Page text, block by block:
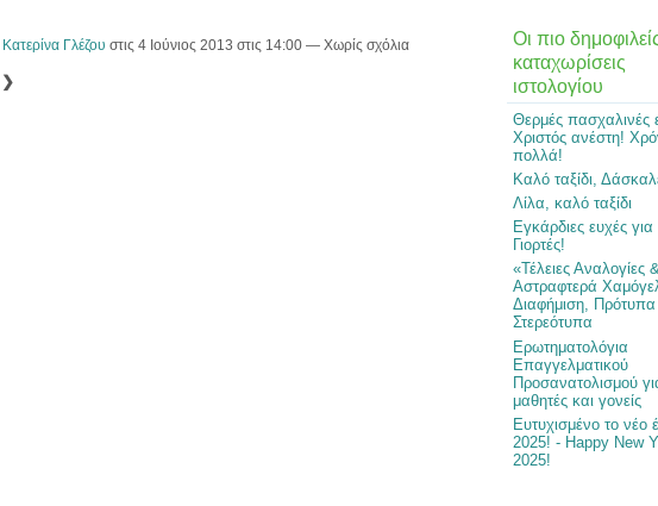
Κατερίνα Γλέζου στις 4 Ιούνιος 2013 στις 14:00 — Χωρίς σχόλια
❯
Οι πιο
καταχωρίσεις
ιστολογίου
Θερμές πασχαλινές
Χριστός ανέστη!
πολλά!
Καλό ταξίδι,
Λίλα, καλό ταξίδι
Εγκάρδιες ευχές
Γιορτές!
«Τέλειες Αναλογίες
Αστραφτερά
Διαφήμιση,
Στερεότυπα
Ερωτηματολόγια
Επαγγελματικού
Προσανατολισμού
μαθητές και γονείς
Ευτυχισμένο το νέο
2025! - Happy New
2025!